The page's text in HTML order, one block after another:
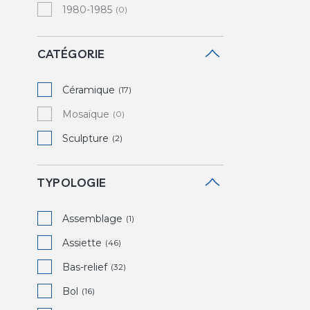
1980-1985 (0)
CATÉGORIE
Céramique (17)
Mosaïque (0)
Sculpture (2)
TYPOLOGIE
Assemblage (1)
Assiette (46)
Bas-relief (32)
Bol (16)